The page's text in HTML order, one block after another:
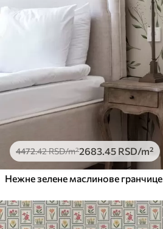
4472.42RSD/m²2683.45 RSD/m²
Нежне зелене маслинове гранчице